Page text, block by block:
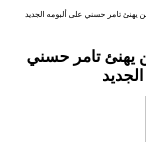
يهنئ تامر حسني على ألبومه الجديد
تامر حسني